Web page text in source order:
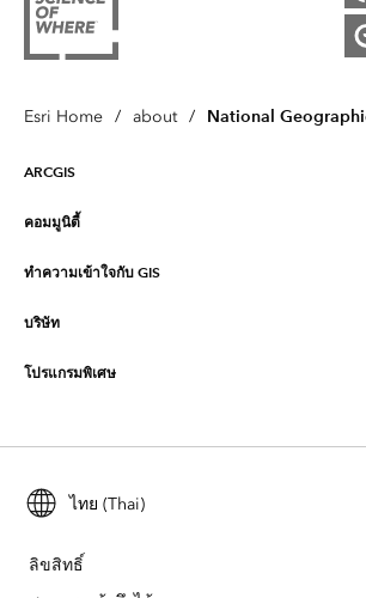
Esri Home / about / National
ARCGIS
ภาพรวม ArcGIS
การทำแผนที่
เทคโนโลยีสำหรับผู้พัฒนา
ArcGIS Location Platform
คอมมูนิตี้
ชุมชน Esri
บล็อก ArcGIS
การวิจัยและการทดสอบผู้ใช้
เครือข่ายมืออาชีพรุ่นเยาว์ของ Esri
งานอีเวนท์
ทำความเข้าใจกับ GIS
GIS คืออะไร
ความเป็นเลิศด้านตำแหน่งที่ตั้ง
ArcUser
ArcNews
บริษัท
เกี่ยวกับ Esri
สมัครงาน
โปรแกรมพิเศษ
ไทย (Thai)
ลิขสิทธิ์